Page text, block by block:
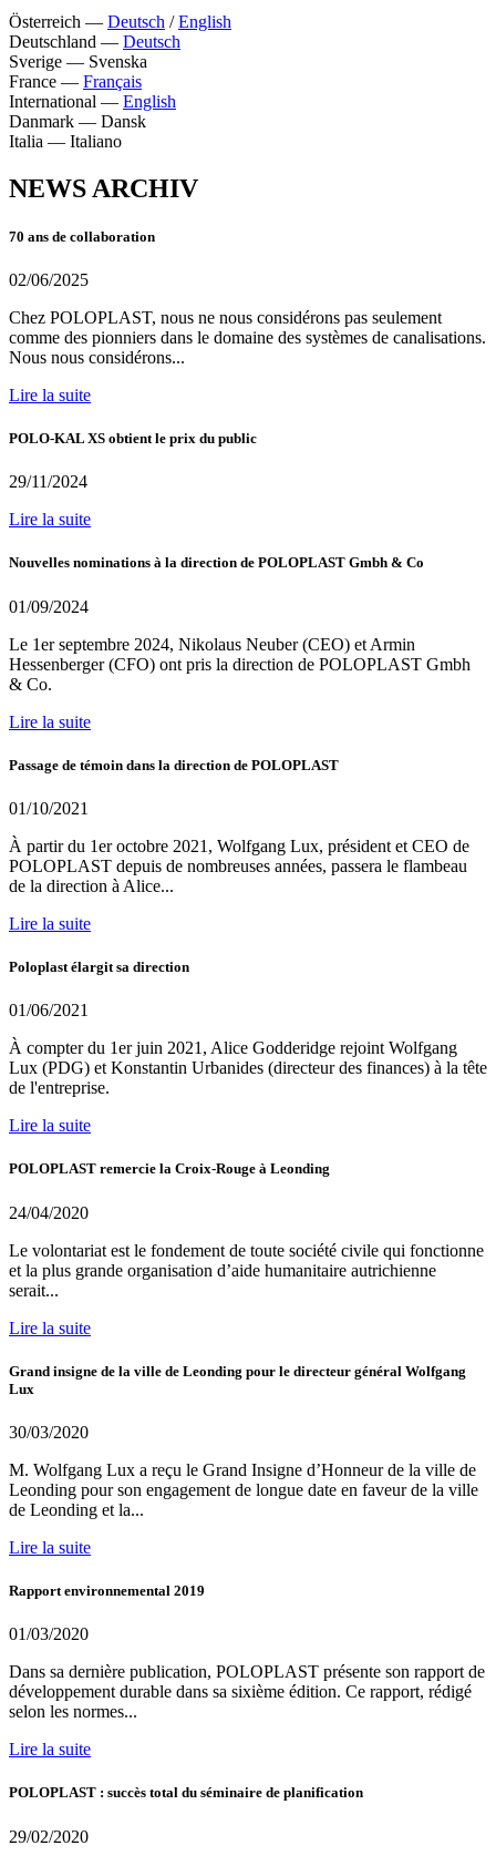
Österreich — Deutsch /English
Deutschland — Deutsch
Sverige — Svenska
France — Français
International — English
Danmark — Dansk
Italia — Italiano
NEWS ARCHIV
70 ans de collaboration
02/06/2025
Chez POLOPLAST, nous ne nous considérons pas seulement
comme des pionniers dans le domaine des systèmes de canalisations.
Nous nous considérons...
Lire la suite
POLO-KAL XS obtient le prix du public
29/11/2024
Lire la suite
Nouvelles nominations à la direction de POLOPLAST Gmbh & Co
01/09/2024
Le 1er septembre 2024, Nikolaus Neuber (CEO) et Armin
Hessenberger (CFO) ont pris la direction de POLOPLAST Gmbh
& Co.
Lire la suite
Passage de témoin dans la direction de POLOPLAST
01/10/2021
À partir du 1er octobre 2021, Wolfgang Lux, président et CEO de
POLOPLAST depuis de nombreuses années, passera le flambeau
de la direction à Alice...
Lire la suite
Poloplast élargit sa direction
01/06/2021
À compter du 1er juin 2021, Alice Godderidge rejoint Wolfgang
Lux (PDG) et Konstantin Urbanides (directeur des finances) à la tête
de l'entreprise.
Lire la suite
POLOPLAST remercie la Croix-Rouge à Leonding
24/04/2020
Le volontariat est le fondement de toute société civile qui fonctionne
et la plus grande organisation d’aide humanitaire autrichienne
serait...
Lire la suite
Grand insigne de la ville de Leonding pour le directeur général Wolfgang
Lux
30/03/2020
M. Wolfgang Lux a reçu le Grand Insigne d’Honneur de la ville de
Leonding pour son engagement de longue date en faveur de la ville
de Leonding et la...
Lire la suite
Rapport environnemental 2019
01/03/2020
Dans sa dernière publication, POLOPLAST présente son rapport de
développement durable dans sa sixième édition. Ce rapport, rédigé
selon les normes...
Lire la suite
POLOPLAST : succès total du séminaire de planification
29/02/2020